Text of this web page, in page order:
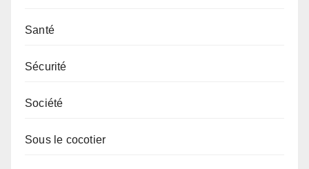
Santé
Sécurité
Société
Sous le cocotier